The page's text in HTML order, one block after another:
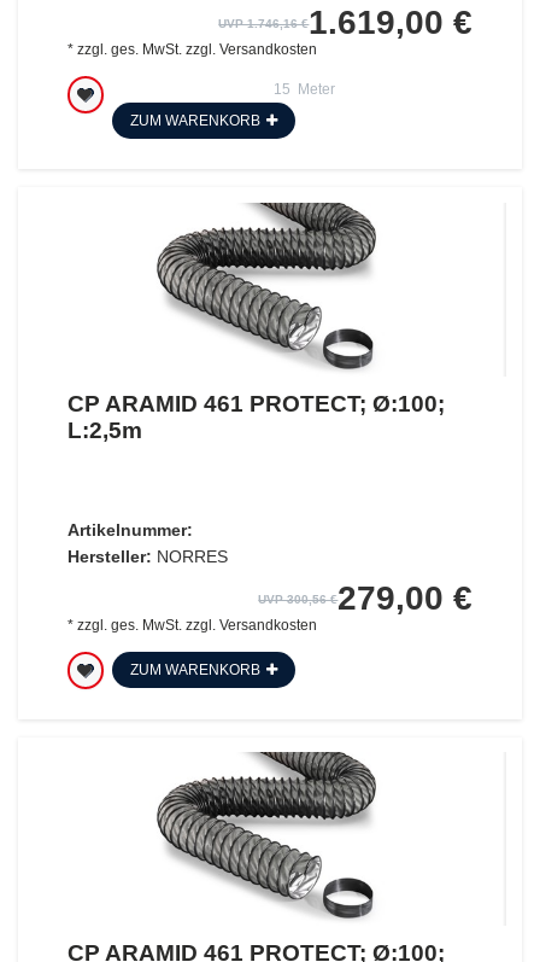
UVP 1.746,16 €1.619,00 €
* zzgl. ges. MwSt.zzgl. Versandkosten
15
Meter
ZUM WARENKORB
CP ARAMID 461 PROTECT; Ø:100;
L:2,5m
Artikelnummer:
Hersteller: NORRES
UVP 300,56 €279,00 €
* zzgl. ges. MwSt. zzgl. Versandkosten
ZUM WARENKORB
CP ARAMID 461 PROTECT; Ø:100;